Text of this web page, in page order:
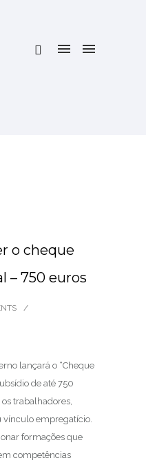
o cheque
– 750 euros
/
lançará o “Cheque
de até 750
trabalhadores,
vínculo empregatício.
formações que
competências